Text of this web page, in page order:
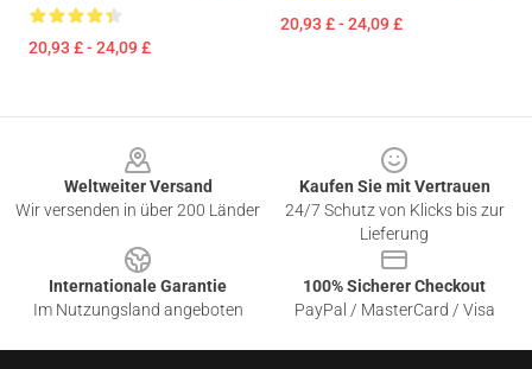
20,93 £ - 24,09 £
20,93 £ - 24,09 £
Weltweiter Versand
Wir versenden in über 200 Länder
Kaufen Sie mit Vertrauen
24/7 Schutz von Klicks bis zur
Lieferung
Internationale Garantie
Im Nutzungsland angeboten
100% Sicherer Checkout
PayPal / MasterCard / Visa